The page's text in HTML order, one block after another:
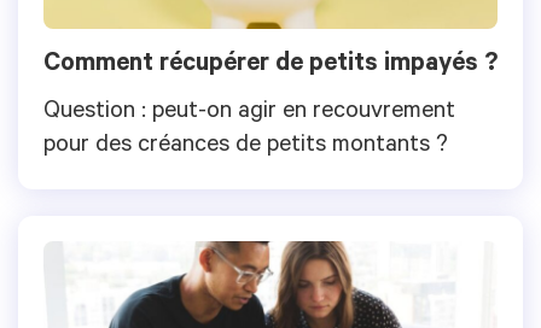
Comment récupérer de petits impayés ?
Question : peut-on agir en recouvrement
pour des créances de petits montants ?